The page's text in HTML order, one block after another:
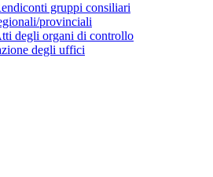
gruppi consiliari
provinciali
degli organi di controllo
degli uffici